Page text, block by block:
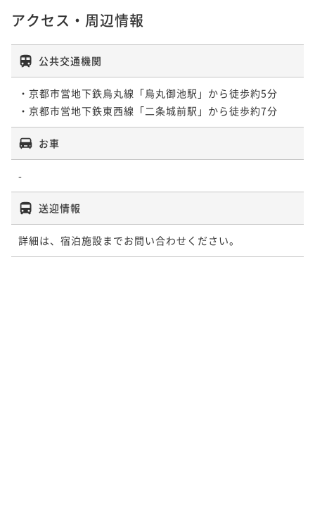
アクセス・周辺情報
公共交通機関
・京都市営地下鉄烏丸線「烏丸御池駅」から徒歩約5分
・京都市営地下鉄東西線「二条城前駅」から徒歩約7分
お車
-
送迎情報
詳細は、宿泊施設までお問い合わせください。